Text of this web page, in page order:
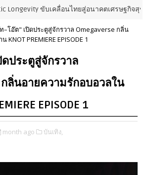
ขับเคลื่อนไทยสู่อนาคตเศรษฐกิจสุขภาพ
–โอ๊ต" เปิดประตูสู่จักรวาล Omegaverse กลิ่น
PREMIERE EPISODE 1
ประตูสู่จักรวาล
ลิ่นอายความรักอบอวลใน
EPISODE 1
month ago บันเทิง,